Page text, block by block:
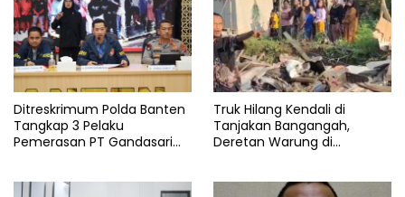
resmob
Ditreskrimum Polda Banten
Tangkap 3 Pelaku
Pemerasan PT Gandasari
Truk Hilang Kendali di
Tanjakan Bangangah,
Deretan Warung di